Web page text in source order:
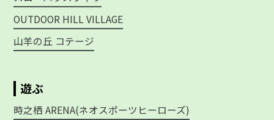
OUTDOOR HILL VILLAGE
山羊の丘 コテージ
遊ぶ
時之栖 ARENA(ネオスポーツヒーローズ)